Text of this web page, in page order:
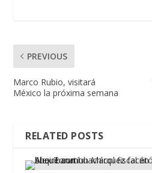
PREVIOUS
Marco Rubio, visitará
México la próxima semana
RELATED POSTS